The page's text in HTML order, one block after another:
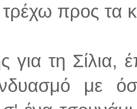
προς τα
για τη Σίλια,
με